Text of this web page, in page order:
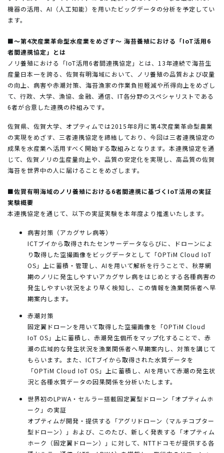
機器の活用、AI（人工知能）を用いたビッグデータの分析を予定してい
ます。
■～第4次産業革命型水産業をめざす～ 海苔養殖における「IoT活用6
者間連携協定」とは
ノリ養殖における「IoT活用6者間連携協定」とは、13年連続で海苔生
産量日本一を誇る、佐賀有明海域において、ノリ養殖の品質および収量
の向上、病害や赤潮対策、海苔漁家の作業負担軽減や所得向上をめざし
て、行政、大学、漁協、金融、通信、IT各分野のスペシャリストである
6者が合意した連携の枠組みです。
佐賀県、佐賀大学、オプティムでは2015年8月に第4次産業革命型農業
の実現をめざす、三者連携協定を締結しており、今回は三者連携協定の
成果を水産業へ活用すべく開始する取組みとなります。本連携協定を通
じて、佐賀ノリの生産量向上や、品質の安定化を実現し、高品質の佐賀
海苔を世界中の人に届けることをめざします。
■佐賀有明海域のノリ養殖における6者間連携に基づくIoT活用の実証
実験概要
本連携協定を通じて、以下の実証実験を本年度より推進いたします。
病害対策（アカグサレ病等）
ICTブイから取得されたセンサーデータならびに、ドローンによ
り取得した空撮画像をビッグデータとして「OPTiM Cloud IoT
OS」上に蓄積・管理し、AIを用いて解析を行うことで、秋芽網
期のノリに発生しやすいアカグサレ病をはじめとする各種病害の
発生しやすい状況をより早く検知し、この情報を漁業関係者へ早
期案内します。
赤潮対策
固定翼ドローンを用いて取得した空撮画像を「OPTiM Cloud
IoT OS」上に蓄積し、赤潮発生個所をマップ化することで、赤
潮の広域的な発生状況を漁業関係者へ早期案内し、対策を講じて
もらいます。また、ICTブイから取得された水質データを
「OPTiM Cloud IoT OS」上に蓄積し、AIを用いて赤潮の発生状
況と各種水質データの因果関係を分析いたします。
世界初のLPWA・セルラー搭載固定翼型ドローン「オプティムホ
ーク」の実証
オプティムが開発・提供する「アグリドローン（マルチコプター
型ドローン）」および、このたび、新しく発表する「オプティム
ホーク（固定翼ドローン）」に対して、NTTドコモが提供する各